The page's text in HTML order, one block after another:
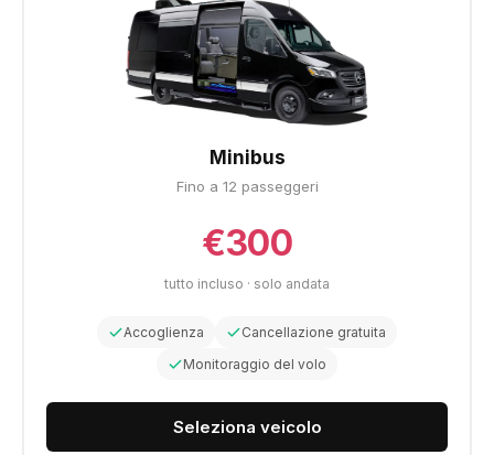
Minibus
Fino a 12 passeggeri
€300
tutto incluso · solo andata
Accoglienza
Cancellazione gratuita
Monitoraggio del volo
Seleziona veicolo